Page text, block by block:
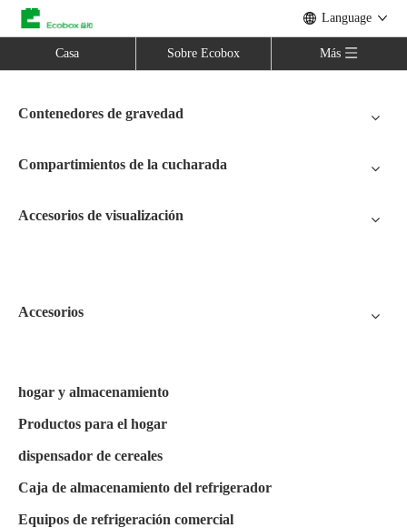
Language
Casa Sobre Ecobox Más
Contenedores de gravedad
Compartimientos de la cucharada
Accesorios de visualización
Accesorios
hogar y almacenamiento
Productos para el hogar
dispensador de cereales
Caja de almacenamiento del refrigerador
Equipos de refrigeración comercial